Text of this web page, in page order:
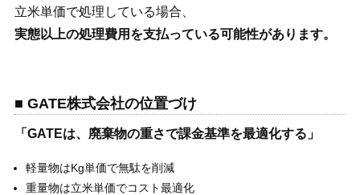
立米単価で処理している場合、
実態以上の処理費用を支払っている可能性があります。
■ GATE株式会社の位置づけ
「GATEは、廃棄物の重さで課金基準を最適化する」
軽量物はKg単価で無駄を削減
重量物は立米単価でコスト最適化